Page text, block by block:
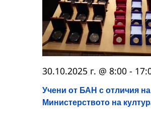
Учени от БАН с отличия на
Министерството на
30.10.2025 г. @ 8:00 -